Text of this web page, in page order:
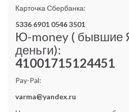
Карточка Сбербанка:
5336 6901 0546 3501
Ю-money ( бывшие
деньги):
41001715124451
Pay-Pal:
varma@yandex.ru